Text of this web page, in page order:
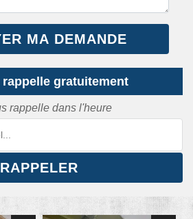
gratuitement
rappelle dans l'heure